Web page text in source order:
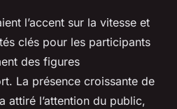
l’accent sur la vitesse et
clés pour les participants
des figures
La présence croissante de
a attiré l’attention du public,